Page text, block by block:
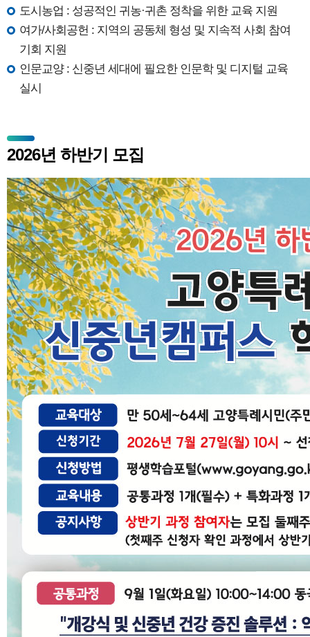
도시농업 : 성공적인 귀농·귀촌 정착을 위한 교육 지원
여가/사회공헌 : 지역의 공동체 형성 및 지속적 사회 참여
기회 지원
인문교양 : 신중년 세대에 필요한 인문학 및 디지털 교육
실시
2026년 하반기 모집